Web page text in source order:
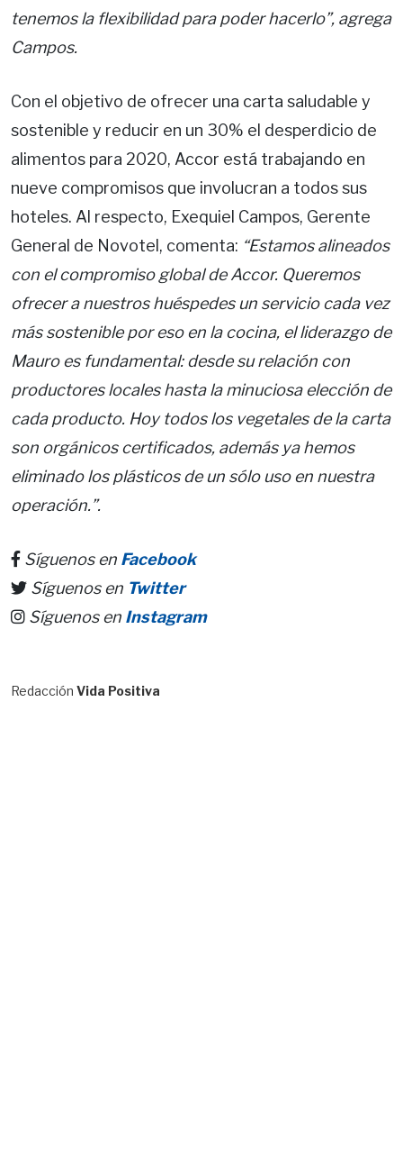
tenemos la flexibilidad para poder hacerlo”, agrega
Campos.
Con el objetivo de ofrecer una carta saludable y
sostenible y reducir en un 30% el desperdicio de
alimentos para 2020, Accor está trabajando en
nueve compromisos que involucran a todos sus
hoteles. Al respecto, Exequiel Campos, Gerente
General de Novotel, comenta: “Estamos alineados
con el compromiso global de Accor. Queremos
ofrecer a nuestros huéspedes un servicio cada vez
más sostenible por eso en la cocina, el liderazgo de
Mauro es fundamental: desde su relación con
productores locales hasta la minuciosa elección de
cada producto. Hoy todos los vegetales de la carta
son orgánicos certificados, además ya hemos
eliminado los plásticos de un sólo uso en nuestra
operación.”.
Síguenos en Facebook
Síguenos en Twitter
Síguenos en Instagram
Redacción Vida Positiva